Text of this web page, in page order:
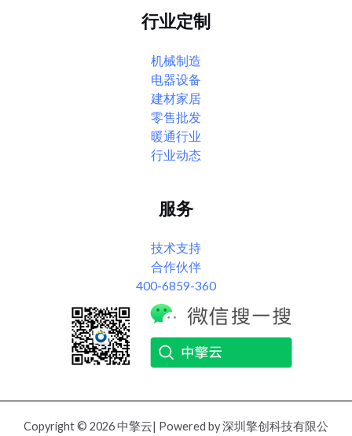
行业定制
机械制造
电器设备
建材家居
零售批发
暖通行业
行业动态
服务
技术支持
合作伙伴
400-6859-360
Copyright © 2026 中擎云| Powered by 深圳擎创科技有限公